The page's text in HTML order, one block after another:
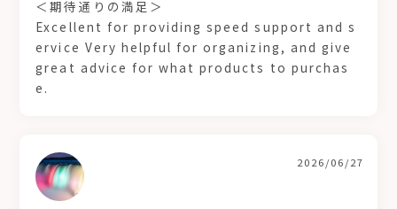
＜期待通りの満足＞
Excellent for providing speed support and s
ervice Very helpful for organizing, and give
great advice for what products to purchas
e.
2026/06/27